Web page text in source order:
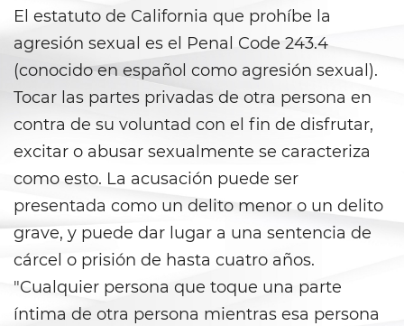
Áreas De Práctica
Asalto y Agresión
Agresión que Causa Lesiones
Corporales Graves
Asalto con Arma Mortal
Asalto con Químicos Cáusticos
Agresión contra un Agente del
Orden Público
Asalto contra un Funcionario
Público
El estatuto de California que prohíbe la
agresión sexual es el Penal Code 243.4
(conocido en español como agresión sexual).
Tocar las partes privadas de otra persona en
contra de su voluntad con el fin de disfrutar,
excitar o abusar sexualmente se caracteriza
como esto. La acusación puede ser
presentada como un delito menor o un delito
grave, y puede dar lugar a una sentencia de
cárcel o prisión de hasta cuatro años.
"Cualquier persona que toque una parte
íntima de otra persona mientras esa persona